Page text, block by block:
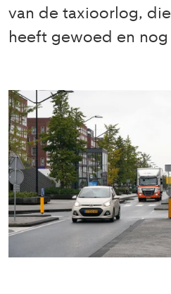
van de taxioorlog,
heeft gewoed en nog